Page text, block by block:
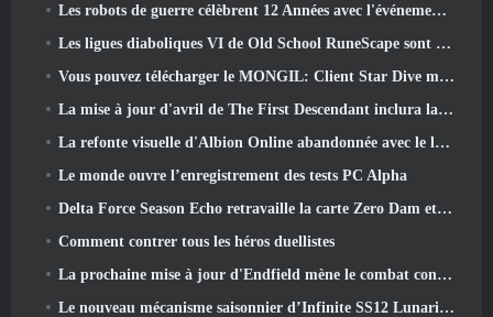
Les robots de guerre célèbrent 12 Années avec l'événement Martian Robotic Games
Les ligues diaboliques VI de Old School RuneScape sont lancées aujourd'hui
Vous pouvez télécharger le MONGIL: Client Star Dive maintenant
La mise à jour d'avril de The First Descendant inclura la version bêta du nouveau contenu Endgame
La refonte visuelle d'Albion Online abandonnée avec le lancement de la mise à jour Radiant Wilds aujourd'hui
Le monde ouvre l’enregistrement des tests PC Alpha
Delta Force Season Echo retravaille la carte Zero Dam et étend le gameplay des opérations
Comment contrer tous les héros duellistes
La prochaine mise à jour d'Endfield mène le combat contre Nefarith
Le nouveau mécanisme saisonnier d’Infinite SS12 Lunaria est l’un des « plus gros ajouts » au jeu